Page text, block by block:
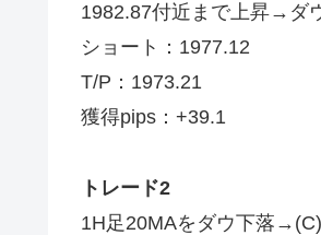
1982.87付近まで上昇→ダ
ショート：1977.12
T/P：1973.21
獲得pips：+39.1
トレード2
1H足20MAをダウ下落